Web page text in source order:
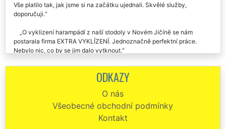
Vše platilo tak, jak jsme si na začátku ujednali. Skvělé služby,
doporučuji.
O vyklizení harampádí z naší stodoly v Novém Jičíně se nám
postarala firma EXTRA VYKLÍZENÍ. Jednoznačně perfektní práce.
Nebylo nic, co by se jim dalo vytknout.
Výborná práce pánů z firmy EXTRA. Zajišťovali mi vyklízení
zemědělské usedlosti v Novém Jičíně a musím skutečně uznat, že to
domluvili místo mně. V této době se člověk málokdy setká s takovým
přístupem. Určitě doporučuji a počítám že je ještě využiju.
Potřebovali jsme vyklidit stodolu v Novém Jičíně od všemožného
ODKAZY
O nás
Všeobecné obchodní podmínky
Kontakt